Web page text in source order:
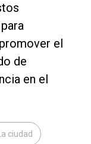
el
de
en el
ciudad